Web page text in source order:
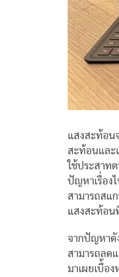
แสงสะท้อน
สะท้อนและ
ใช้ประสาท
ปัญหาเรื่อง
สามารถสแ
แสงสะท้อน
จากปัญหาดั
สามารถลด
มาเผยเบื้อ